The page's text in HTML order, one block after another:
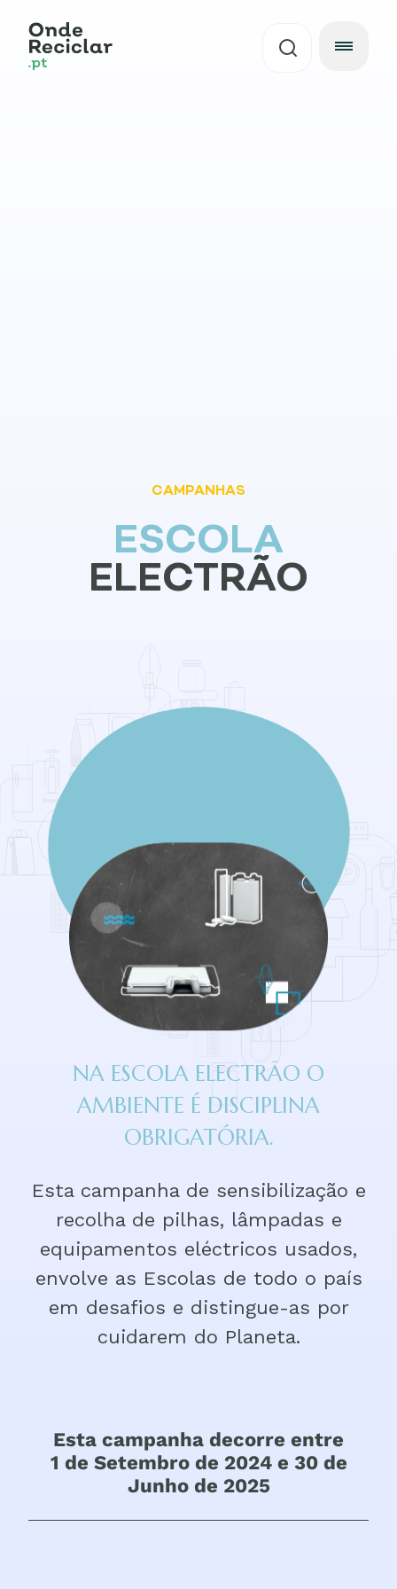
CAMPANHAS
ESCOLA
ELECTRÃO
NA ESCOLA ELECTRÃO O
AMBIENTE É DISCIPLINA
OBRIGATÓRIA.
Esta campanha de sensibilização e
recolha de pilhas, lâmpadas e
equipamentos eléctricos usados,
envolve as Escolas de todo o país
em desafios e distingue-as por
cuidarem do Planeta.
Esta campanha decorre entre
1 de Setembro de 2024 e 30 de
Junho de 2025